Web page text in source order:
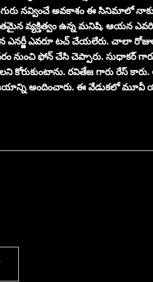
నవ్వించే అవకాశం ఈ సినిమాలో
వ్యక్తిత్వం ఉన్న మనిషి. ఆయన
ఎవరూ టచ్ చేయలేరు. చాలా
నుంచి ఫోన్ చేసి చెప్పారు. సుధాకర్
కోరుకుంటాను. రవితేజ గారు రేస్
అందించారు. ఈ వేడుకలో మూవీ